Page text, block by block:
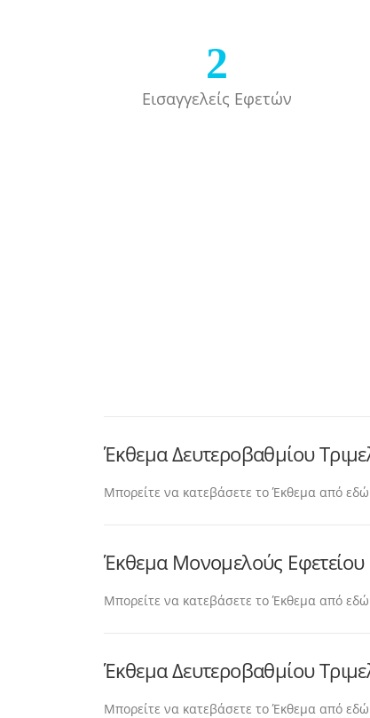
2
Εισαγγελείς Εφετών
Έκθεμα Δευτεροβαθμίου
Μπορείτε να κατεβάσετε το Έκθεμα από
Έκθεμα Μονομελούς
Μπορείτε να κατεβάσετε το Έκθεμα από
Έκθεμα Δευτεροβαθμίου
Μπορείτε να κατεβάσετε το Έκθεμα από